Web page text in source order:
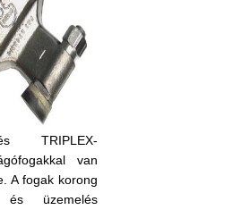
TRIPLEX-
van
A fogak korong
és üzemelés